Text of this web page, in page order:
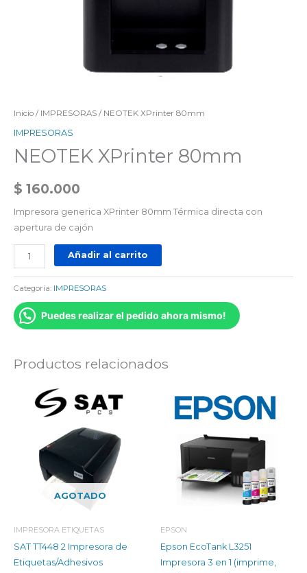
Inicio / IMPRESORAS / NEOTEK XPrinter 80mm
IMPRESORAS
NEOTEK XPrinter 80mm
$ 160.000
Impresora generica XPrinter 80mm Térmica directa con
apertura de cajón
Añadir al carrito
Categoría: IMPRESORAS
Puedes realizar el pedido ahora mismo!
Productos relacionados
AGOTADO
IMPRESORA ETIQUETAS
SAT TT448 2 Impresora de
Etiquetas/Adhesivos
EPSON
Epson EcoTank L3251
Impresora 3 en 1 (imprime,